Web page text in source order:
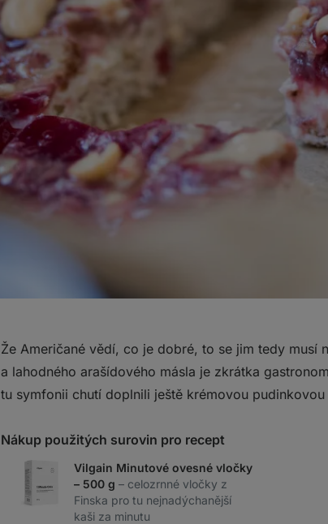
Že Američané vědí, co je dobré, to se jim tedy musí
a lahodného arašídového másla je zkrátka
tu symfonii chutí doplnili ještě krémovou
Nákup použitých surovin pro recept
Vilgain Minutové ovesné vločky
– 500 g – celozrnné vločky z
Finska pro tu nejnadýchanější
kaši za minutu